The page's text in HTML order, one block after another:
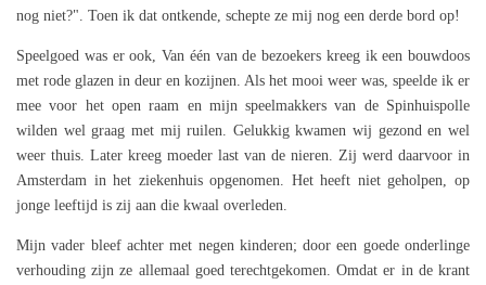
nog niet?". Toen ik dat ontkende, schepte ze mij nog een derde bord op!
Speelgoed was er ook, Van één van de bezoekers kreeg ik een bouwdoos
met rode glazen in deur en kozijnen. Als het mooi weer was, speelde ik er
mee voor het open raam en mijn speelmakkers van de Spinhuispolle
wilden wel graag met mij ruilen. Gelukkig kwamen wij gezond en wel
weer thuis. Later kreeg moeder last van de nieren. Zij werd daarvoor in
Amsterdam in het ziekenhuis opgenomen. Het heeft niet geholpen, op
jonge leeftijd is zij aan die kwaal overleden.
Mijn vader bleef achter met negen kinderen; door een goede onderlinge
verhouding zijn ze allemaal goed terechtgekomen. Omdat er in de krant